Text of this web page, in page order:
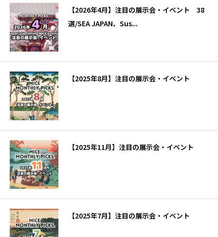
【2026年4月】注目の展示会・イベント 38
選/SEA JAPAN、Sus...
【2025年8月】注目の展示会・イベント
【2025年11月】注目の展示会・イベント
【2025年7月】注目の展示会・イベント